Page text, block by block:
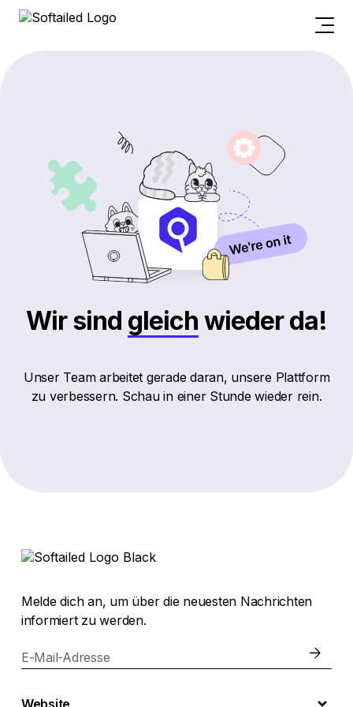
Wir sind gleich wieder da!
Unser Team arbeitet gerade daran, unsere Plattform
zu verbessern. Schau in einer Stunde wieder rein.
Melde dich an, um über die neuesten Nachrichten
informiert zu werden.
E-Mail-Adresse
Website